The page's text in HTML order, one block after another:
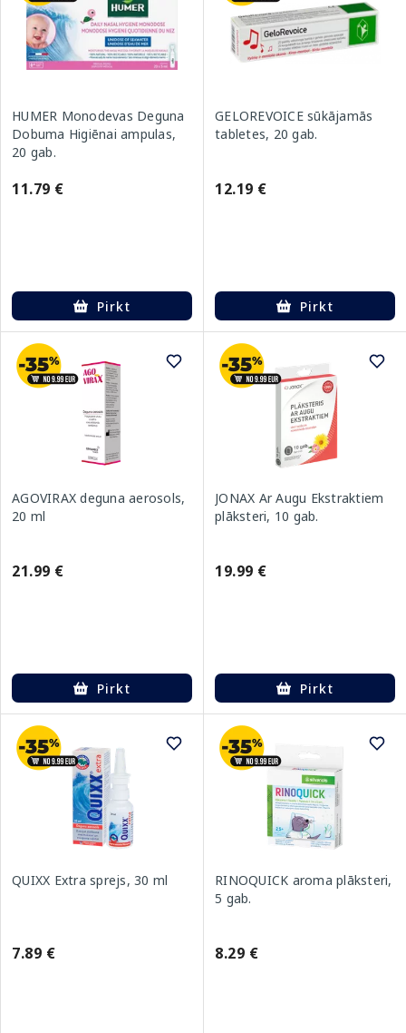
HUMER Monodevas Deguna
Dobuma Higiēnai ampulas,
20 gab.
11.79 €
Pirkt
GELOREVOICE sūkājamās
tabletes, 20 gab.
12.19 €
Pirkt
AGOVIRAX deguna aerosols,
20 ml
21.99 €
Pirkt
JONAX Ar Augu Ekstraktiem
plāksteri, 10 gab.
19.99 €
Pirkt
QUIXX Extra sprejs, 30 ml
7.89 €
RINOQUICK aroma plāksteri,
5 gab.
8.29 €